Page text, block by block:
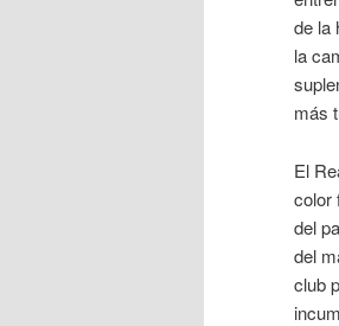
de la
la
más
El
color
del
del
club